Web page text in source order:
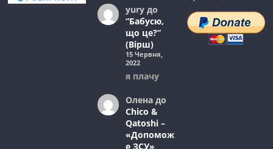
yuryдо
“Бабусю,
що це?”
(Вірш)
15 Червня,
2022
я плачу
Оленадо
Chico &
Qatoshi –
«Допомож
е ЗСУ»